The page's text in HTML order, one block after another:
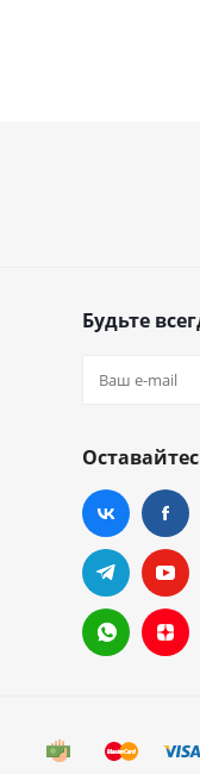
Будьте